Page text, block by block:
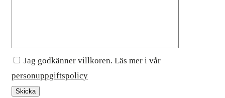
Jag godkänner villkoren. Läs mer i vår
personuppgiftspolicy